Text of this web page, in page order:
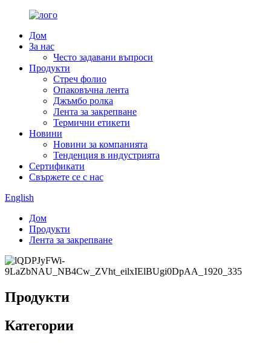
Дом
За нас
Често задавани въпроси
Продукти
Стреч фолио
Опаковъчна лента
Джъмбо ролка
Лента за закрепване
Термични етикети
Новини
Новини за компанията
Тенденция в индустрията
Сертификати
Свържете се с нас
English
Дом
Продукти
Лента за закрепване
Продукти
Категории